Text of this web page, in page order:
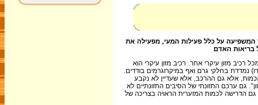
המשפיעה על כלל פעילות המעי, מפעילה את
בריאות האדם
"הסיבים התזונתיים" נחקרו פחות מכל רכיב מזון עיקרי אחר. רכיב מזון עיקרי הוא
נמדדת בחלקי גרם ואף במיקרוגרמים בודדים.
אך חשובה לא רק הכמות, אלא גם ההרכב, אלא שעדיין לא נקבע
גם ערכם התזונתי של הסיבים התזונתיים לא
גם הדרישה לכמות המזערית הראויה בצריכה של